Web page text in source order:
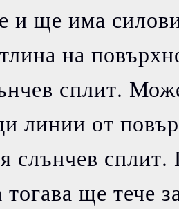
и ще има
на
сплит.
линии от
слънчев
тогава ще тече